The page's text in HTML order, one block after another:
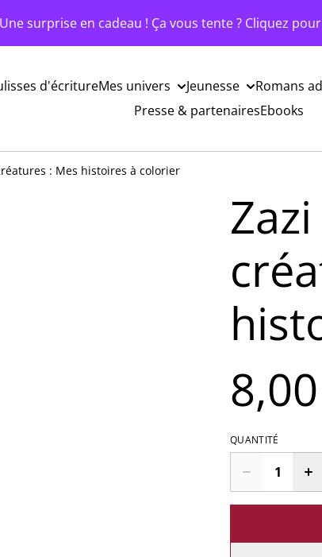
surprise en cadeau ! Ça vous tente ? Cliquez
d'écritureMes univers Jeunesse Romans
Presse & partenairesEbooks
: Mes histoires à colorier
QUANTITÉ